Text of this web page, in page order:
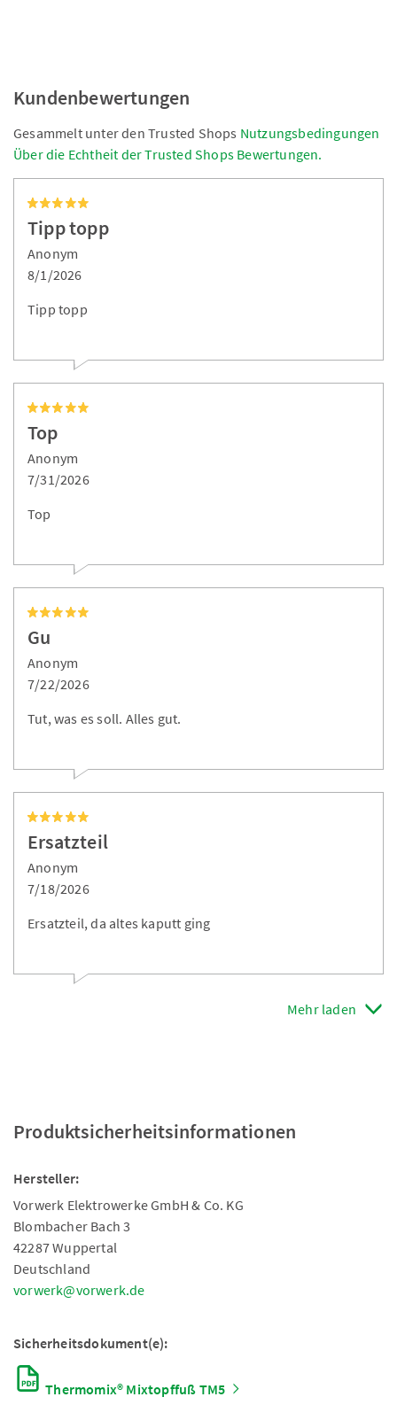
Kundenbewertungen
Gesammelt unter den Trusted Shops Nutzungsbedingungen
Über die Echtheit der Trusted Shops Bewertungen.
Tipp topp
Anonym
8/1/2026
Tipp topp
Top
Anonym
7/31/2026
Top
Gu
Anonym
7/22/2026
Tut, was es soll. Alles gut.
Ersatzteil
Anonym
7/18/2026
Ersatzteil, da altes kaputt ging
Mehr laden
Produktsicherheitsinformationen
Hersteller:
Vorwerk Elektrowerke GmbH & Co. KG
Blombacher Bach 3
42287 Wuppertal
Deutschland
vorwerk@vorwerk.de
Sicherheitsdokument(e):
Thermomix® Mixtopffuß TM5